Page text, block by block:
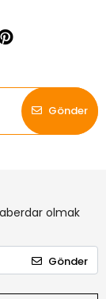
Gönder
olmak
Gönder